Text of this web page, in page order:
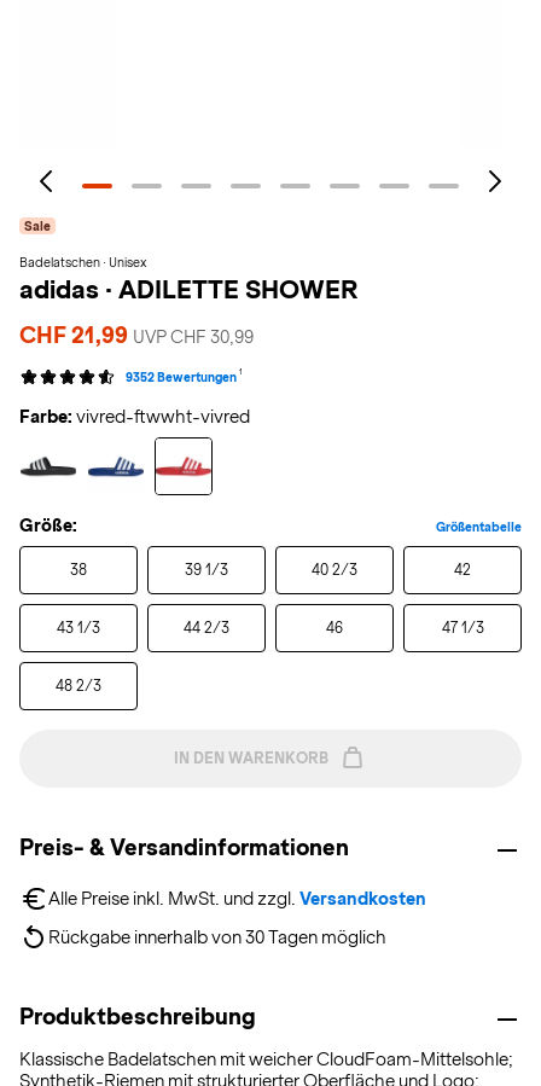
Sale
Badelatschen · Unisex
adidas · ADILETTE SHOWER
CHF 21,99 UVP CHF 30,99
9352 Bewertungen 1
Farbe: vivred-ftwwht-vivred
Größe: Größentabelle
38 39 1/3 40 2/3 42
43 1/3 44 2/3 46 47 1/3
48 2/3
IN DEN WARENKORB
Preis- & Versandinformationen
Alle Preise inkl. MwSt. und zzgl. Versandkosten
Rückgabe innerhalb von 30 Tagen möglich
Produktbeschreibung
Klassische Badelatschen mit weicher CloudFoam-Mittelsohle;
Synthetik-Riemen mit strukturierter Oberfläche und Logo;